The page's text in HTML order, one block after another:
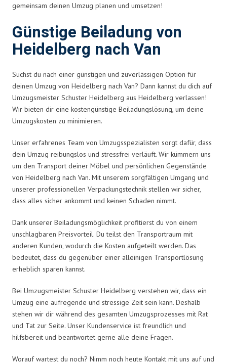
gemeinsam deinen Umzug planen und umsetzen!
Günstige Beiladung von
Heidelberg nach Van
Suchst du nach einer günstigen und zuverlässigen Option für
deinen Umzug von Heidelberg nach Van? Dann kannst du dich auf
Umzugsmeister Schuster Heidelberg aus Heidelberg verlassen!
Wir bieten dir eine kostengünstige Beiladungslösung, um deine
Umzugskosten zu minimieren.
Unser erfahrenes Team von Umzugsspezialisten sorgt dafür, dass
dein Umzug reibungslos und stressfrei verläuft. Wir kümmern uns
um den Transport deiner Möbel und persönlichen Gegenstände
von Heidelberg nach Van. Mit unserem sorgfältigen Umgang und
unserer professionellen Verpackungstechnik stellen wir sicher,
dass alles sicher ankommt und keinen Schaden nimmt.
Dank unserer Beiladungsmöglichkeit profitierst du von einem
unschlagbaren Preisvorteil. Du teilst den Transportraum mit
anderen Kunden, wodurch die Kosten aufgeteilt werden. Das
bedeutet, dass du gegenüber einer alleinigen Transportlösung
erheblich sparen kannst.
Bei Umzugsmeister Schuster Heidelberg verstehen wir, dass ein
Umzug eine aufregende und stressige Zeit sein kann. Deshalb
stehen wir dir während des gesamten Umzugsprozesses mit Rat
und Tat zur Seite. Unser Kundenservice ist freundlich und
hilfsbereit und beantwortet gerne alle deine Fragen.
Worauf wartest du noch? Nimm noch heute Kontakt mit uns auf und